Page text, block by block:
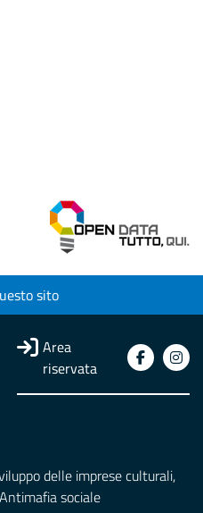
sito
Area
riservata
delle imprese culturali,
sociale